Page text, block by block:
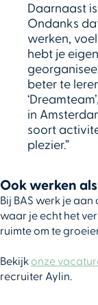
Daarnaast
Ondanks
werken,
hebt je
beter te
in
soort
plezier.”
Ook werken
Bij BAS werk je
waar je echt het
ruimte om te
Bekijk onze
recruiter Aylin.